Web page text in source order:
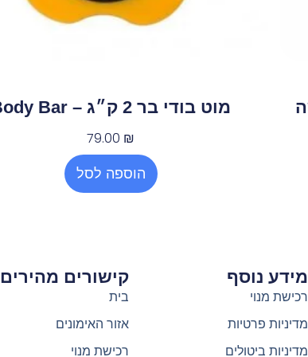
מוט בודי בר 2 ק״ג – Body Bar
79.00 ₪
הוספה לסל
מידע נוסף
רכישת מנוי
מדיניות פרטיות
מדיניות ביטולים
קישורים מהירים
בית
אזור האימונים
רכישת מנוי